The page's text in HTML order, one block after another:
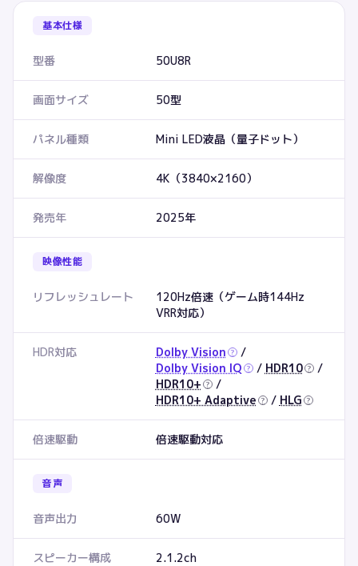
基本仕様
型番 50U8R
画面サイズ 50型
パネル種類 Mini LED液晶（量子ドット）
解像度 4K（3840×2160）
発売年 2025年
映像性能
リフレッシュレート
120Hz倍速（ゲーム時144Hz
VRR対応）
HDR対応 Dolby Vision ? /
Dolby Vision IQ ? / HDR10 ? /
HDR10+ ? /
HDR10+ Adaptive ? / HLG ?
倍速駆動 倍速駆動対応
音声
音声出力 60W
スピーカー構成 2.1.2ch